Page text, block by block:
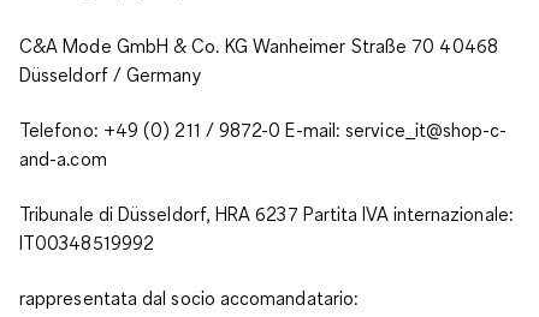
C&A Mode GmbH & Co. KG Wanheimer Straße 70 40468
Düsseldorf / Germany
Telefono: +49 (0) 211 / 9872-0 E-mail: service_it@shop-c-
and-a.com
Tribunale di Düsseldorf, HRA 6237 Partita IVA internazionale:
IT00348519992
rappresentata dal socio accomandatario: